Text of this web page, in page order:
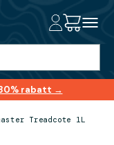
rabatt →
Treadcote 1L